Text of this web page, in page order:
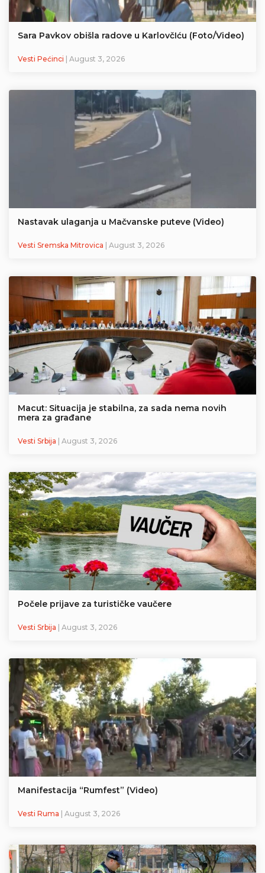
Sara Pavkov obišla radove u KarlovčIću (Foto/Video)
Vesti Pećinci | August 3, 2026
Nastavak ulaganja u Mačvanske puteve (Video)
Vesti Sremska Mitrovica | August 3, 2026
Macut: Situacija je stabilna, za sada nema novih
mera za građane
Vesti Srbija | August 3, 2026
Počele prijave za turističke vaučere
Vesti Srbija | August 3, 2026
Manifestacija “Rumfest” (Video)
Vesti Ruma | August 3, 2026